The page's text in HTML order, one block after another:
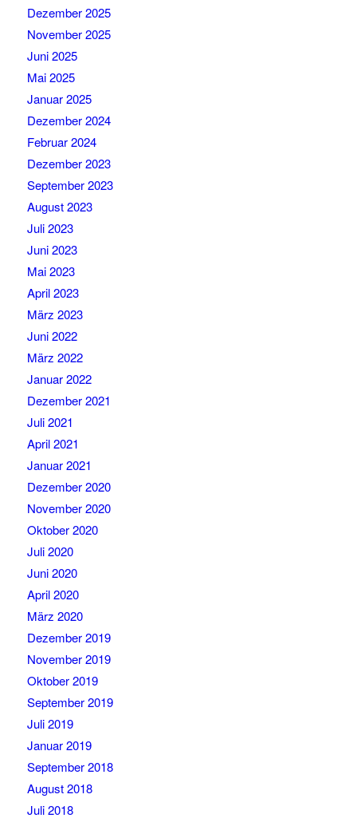
Dezember 2025
November 2025
Juni 2025
Mai 2025
Januar 2025
Dezember 2024
Februar 2024
Dezember 2023
September 2023
August 2023
Juli 2023
Juni 2023
Mai 2023
April 2023
März 2023
Juni 2022
März 2022
Januar 2022
Dezember 2021
Juli 2021
April 2021
Januar 2021
Dezember 2020
November 2020
Oktober 2020
Juli 2020
Juni 2020
April 2020
März 2020
Dezember 2019
November 2019
Oktober 2019
September 2019
Juli 2019
Januar 2019
September 2018
August 2018
Juli 2018